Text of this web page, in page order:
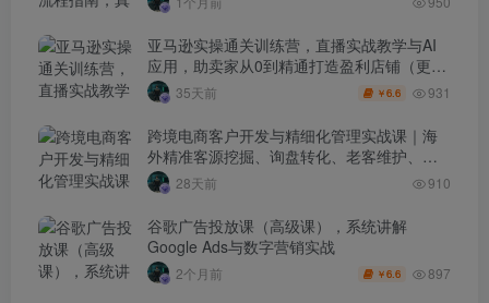
亚马逊实操通关训练营，直播实战教学与AI
应用，助卖家从0到精通打造盈利店铺（更新
7月3日）
35天前 ￥6.6 931
跨境电商客户开发与精细化管理实战课｜海
外精准客源挖掘、询盘转化、老客维护、客
户分层全流程落地教程
28天前 910
谷歌广告投放课（高级课），系统讲解
Google Ads与数字营销实战
2个月前 ￥6.6 897